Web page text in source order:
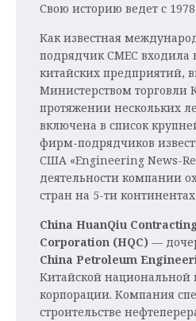
Свою историю ведет с 1978
Как известная
подрядчик СМЕС входила
китайских предприятий,
Министерством торговли
протяжении нескольких
включена в список
фирм-подрядчиков
США «Engineering News-
деятельности компании
стран на 5-ти
China HuanQiu
Corporation (HQC) —
China Petroleum
Китайской национальной
корпорации. Компания
строительстве